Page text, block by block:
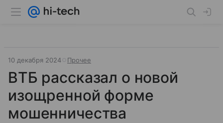
10 декабря 2024 Прочее
ВТБ рассказал о новой
изощренной форме
мошенничества